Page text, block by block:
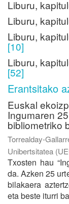
Liburu,
Liburu,
Liburu,
[10]
Liburu,
[52]
Erantsitako
Euskal
Ingumaren
bibliometriko
Torrealday-
Unibertsitatea
Txosten hau
da. Azken 25
bilakaera
eta beste iturri